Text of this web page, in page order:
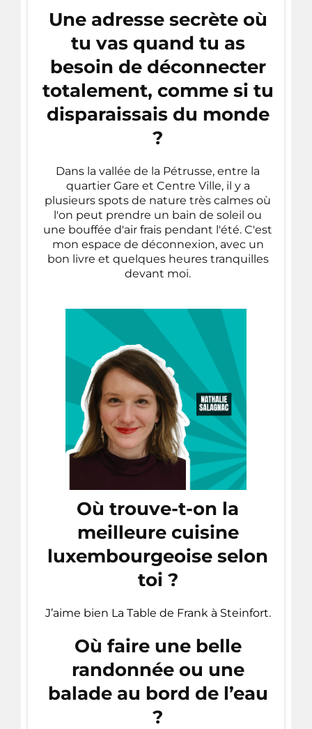
Une adresse secrète où
tu vas quand tu as
besoin de déconnecter
totalement, comme si tu
disparaissais du monde
?
Dans la vallée de la Pétrusse, entre la
quartier Gare et Centre Ville, il y a
plusieurs spots de nature très calmes où
l'on peut prendre un bain de soleil ou
une bouffée d'air frais pendant l'été. C'est
mon espace de déconnexion, avec un
bon livre et quelques heures tranquilles
devant moi.
Où trouve-t-on la
meilleure cuisine
luxembourgeoise selon
toi ?
J’aime bien La Table de Frank à Steinfort.
Où faire une belle
randonnée ou une
balade au bord de l’eau
?